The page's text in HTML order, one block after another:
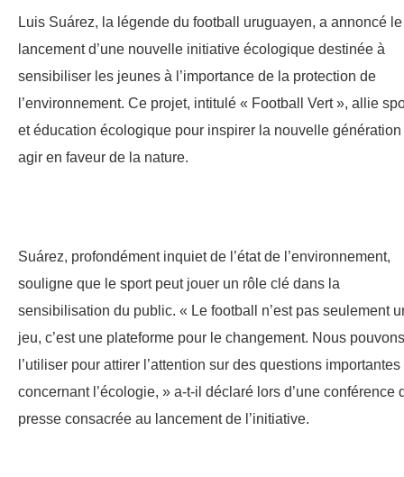
Luis Suárez, la légende du football uruguayen, a annoncé le
lancement d’une nouvelle initiative écologique destinée à
sensibiliser les jeunes à l’importance de la protection de
l’environnement. Ce projet, intitulé « Football Vert », allie
et éducation écologique pour inspirer la nouvelle génération
agir en faveur de la nature.
Suárez, profondément inquiet de l’état de l’environnement,
souligne que le sport peut jouer un rôle clé dans la
sensibilisation du public. « Le football n’est pas seulement
jeu, c’est une plateforme pour le changement. Nous pouvons
l’utiliser pour attirer l’attention sur des questions importantes
concernant l’écologie, » a-t-il déclaré lors d’une conférence
presse consacrée au lancement de l’initiative.